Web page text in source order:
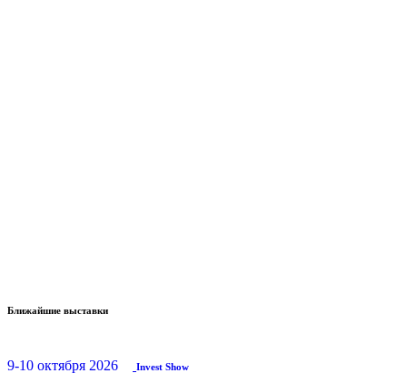
Ближайшие выставки
9-10 октября 2026 Invest Show